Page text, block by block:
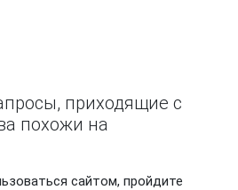
приходящие с
похожи на
сайтом, пройдите